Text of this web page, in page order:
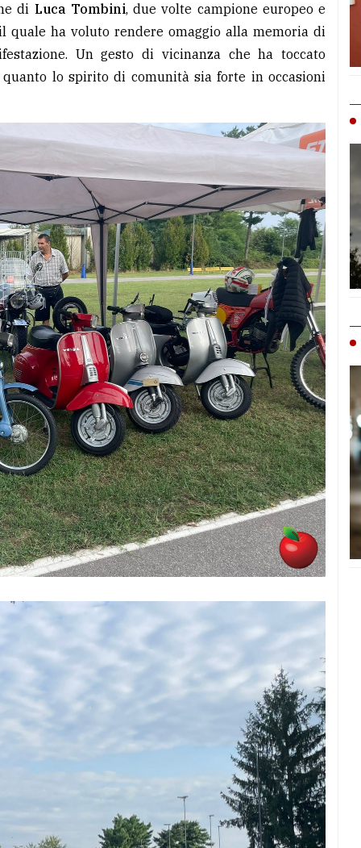
di Luca Tombini, due volte campione europeo e
ha voluto rendere omaggio alla memoria di
Un gesto di vicinanza che ha toccato
lo spirito di comunità sia forte in occasioni